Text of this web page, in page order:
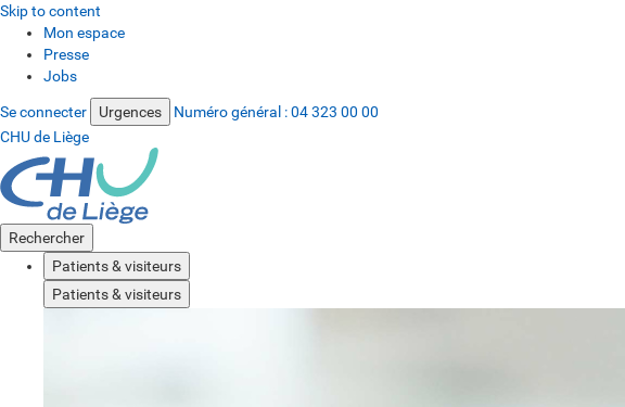
Skip to content
Mon espace
Presse
Jobs
Se connecter Urgences Numéro général :04 323 00 00
CHU de Liège
Rechercher
Patients & visiteurs
Patients & visiteurs